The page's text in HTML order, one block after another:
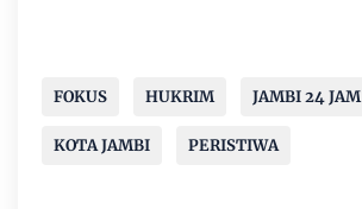
FOKUS HUKRIM JAMBI 24 JAM
KOTA JAMBI PERISTIWA